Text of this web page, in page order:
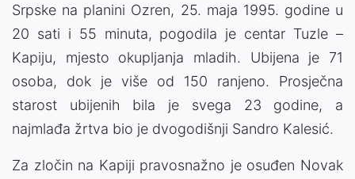
Srpske na planini Ozren, 25. maja 1995. godine u
20 sati i 55 minuta, pogodila je centar Tuzle –
Kapiju, mjesto okupljanja mladih. Ubijena je 71
osoba, dok je više od 150 ranjeno. Prosječna
starost ubijenih bila je svega 23 godine, a
najmlađa žrtva bio je dvogodišnji Sandro Kalesić.
Za zločin na Kapiji pravosnažno je osuđen Novak